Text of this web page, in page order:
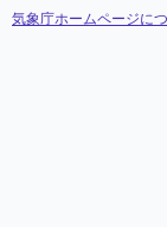
気象庁ホームページに